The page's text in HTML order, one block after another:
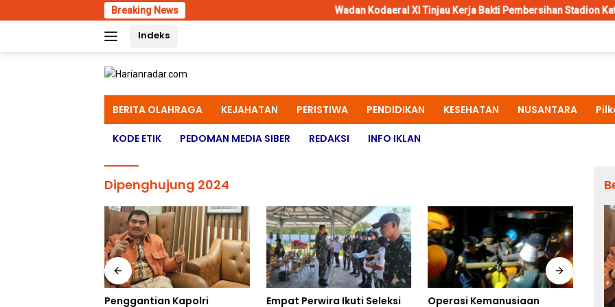
to
Breaking News Wadan Kodaeral XI Tinjau Kerja Bakti Pembersihan Stadion Katalpal Merauke,
Indeks
BERITA OLAHRAGA KEJAHATAN PERISTIWA PENDIDIKAN KESEHATAN NUSANTARA
KODE ETIK PEDOMAN MEDIA SIBER REDAKSI INFO IKLAN
Dipenghujung 2024
Penggantian Kapolri
Empat Perwira Ikuti Seleksi
Operasi Kemanusiaan